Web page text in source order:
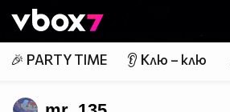
👾
🎉 PARTY TIME 👂 Клю – клю